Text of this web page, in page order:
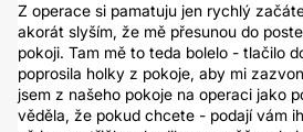
Z operace si pamatuju jen rychlý
akorát slyším, že mě přesunou do
pokoji. Tam mě to teda bolelo - tlačilo
poprosila holky z pokoje, aby mi
jsem z našeho pokoje na operaci jako
věděla, že pokud chcete - podají vám